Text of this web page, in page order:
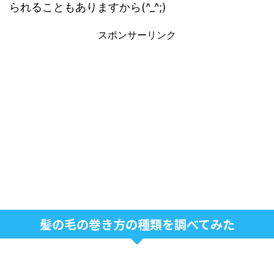
られることもありますから(^_^;)
スポンサーリンク
髪の毛の巻き方の種類を調べてみた